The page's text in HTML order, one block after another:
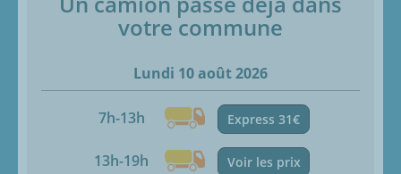
votre commune
Lundi 10 août 2026
7h-13h Express 31€
13h-19h Voir les prix